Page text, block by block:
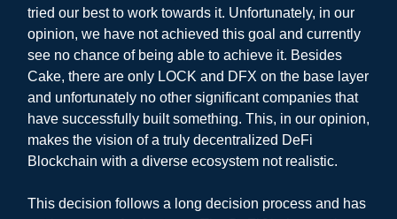
tried our best to work towards it. Unfortunately, in our
opinion, we have not achieved this goal and currently
see no chance of being able to achieve it. Besides
Cake, there are only LOCK and DFX on the base layer
and unfortunately no other significant companies that
have successfully built something. This, in our opinion,
makes the vision of a truly decentralized DeFi
Blockchain with a diverse ecosystem not realistic.
This decision follows a long decision process and has